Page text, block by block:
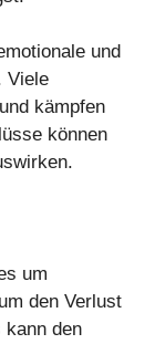
und
Viele
kämpfen
können
um
den Verlust
kann den